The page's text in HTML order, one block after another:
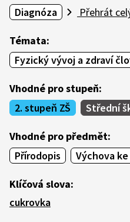
Diagnóza
Přehrát
Témata:
Fyzický vývoj a zdraví
Vhodné pro stupeň:
2. stupeň ZŠ
Střední
Vhodné pro předmět:
Přírodopis
Výchova
Klíčová slova:
cukrovka